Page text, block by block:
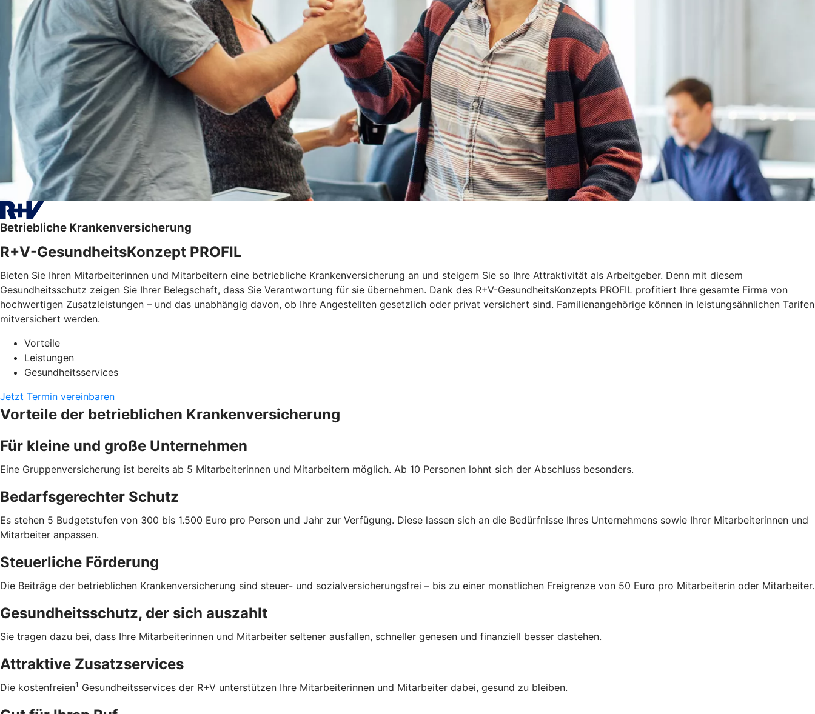
Betriebliche Krankenversicherung
R+V-GesundheitsKonzept PROFIL
Bieten Sie Ihren Mitarbeiterinnen und Mitarbeitern eine betriebliche Krankenversicherung an und steigern Sie so Ihre Attraktivität als Arbeitgeber. Denn mit diesem
Gesundheitsschutz zeigen Sie Ihrer Belegschaft, dass Sie Verantwortung für sie übernehmen. Dank des R+V-GesundheitsKonzepts PROFIL profitiert Ihre gesamte Firma von
hochwertigen Zusatzleistungen – und das unabhängig davon, ob Ihre Angestellten gesetzlich oder privat versichert sind. Familienangehörige können in leistungsähnlichen Tarifen
mitversichert werden.
Vorteile
Leistungen
Gesundheitsservices
Jetzt Termin vereinbaren
Vorteile der betrieblichen Krankenversicherung
Für kleine und große Unternehmen
Eine Gruppenversicherung ist bereits ab 5 Mitarbeiterinnen und Mitarbeitern möglich. Ab 10 Personen lohnt sich der Abschluss besonders.
Bedarfsgerechter Schutz
Es stehen 5 Budgetstufen von 300 bis 1.500 Euro pro Person und Jahr zur Verfügung. Diese lassen sich an die Bedürfnisse Ihres Unternehmens sowie Ihrer Mitarbeiterinnen und
Mitarbeiter anpassen.
Steuerliche Förderung
Die Beiträge der betrieblichen Krankenversicherung sind steuer- und sozialversicherungsfrei – bis zu einer monatlichen Freigrenze von 50 Euro pro Mitarbeiterin oder Mitarbeiter.
Gesundheitsschutz, der sich auszahlt
Sie tragen dazu bei, dass Ihre Mitarbeiterinnen und Mitarbeiter seltener ausfallen, schneller genesen und finanziell besser dastehen.
Attraktive Zusatzservices
Die kostenfreien1 Gesundheitsservices der R+V unterstützen Ihre Mitarbeiterinnen und Mitarbeiter dabei, gesund zu bleiben.